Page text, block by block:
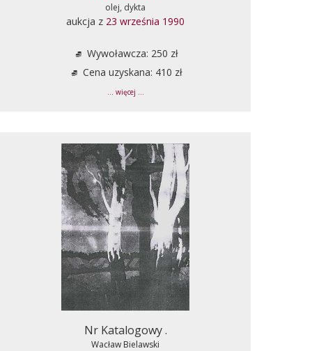
olej, dykta
aukcja z 23 września 1990
Wywoławcza: 250 zł
Cena uzyskana: 410 zł
... więcej ...
Nr Katalogowy .
Wacław Bielawski